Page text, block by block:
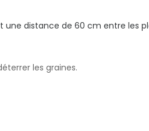
distance de 60 cm entre les
les graines.